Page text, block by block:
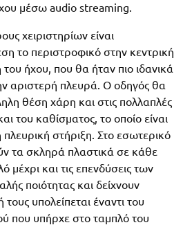
μέσω audio streaming.
χειριστηρίων είναι
το περιστροφικό στην κεντρική
ήχου, που θα ήταν πιο ιδανικά
αριστερή πλευρά. Ο οδηγός θα
θέση χάρη και στις πολλαπλές
του καθίσματος, το οποίο είναι
στήριξη. Στο εσωτερικό
τα σκληρά πλαστικά σε κάθε
μέχρι και τις επενδύσεις των
ποιότητας και δείχνουν
υπολείπεται έναντι του
που υπήρχε στο ταμπλό του